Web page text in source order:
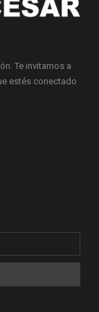
Te invitamos a
estés conectado